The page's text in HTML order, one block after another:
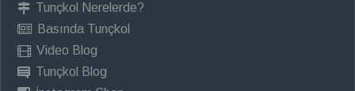
Tunçkol Nerelerde?
Basında Tunçkol
Video Blog
Tunçkol Blog